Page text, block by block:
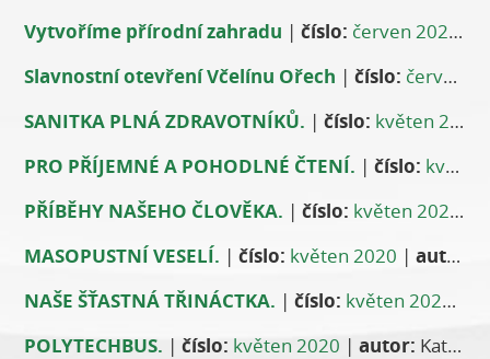
Vytvoříme přírodní zahradu |číslo: červen 2020 |
Slavnostní otevření Včelínu Ořech |číslo: červen 2020
SANITKA PLNÁ ZDRAVOTNÍKŮ. |číslo: květen 2020
PRO PŘÍJEMNÉ A POHODLNÉ ČTENÍ. |číslo: květen 2020
PŘÍBĚHY NAŠEHO ČLOVĚKA. |číslo: květen 2020 |
MASOPUSTNÍ VESELÍ. |číslo: květen 2020 |autor:
NAŠE ŠŤASTNÁ TŘINÁCTKA. |číslo: květen 2020 |
POLYTECHBUS. |číslo: květen 2020 |autor: Kateřina Srbová